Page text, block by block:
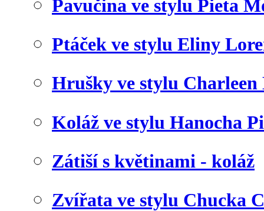
Pavučina ve stylu Pieta
Ptáček ve stylu Eliny
Hrušky ve stylu
Koláž ve stylu Hanocha
Zátiší s květinami - koláž
Zvířata ve stylu Chucka